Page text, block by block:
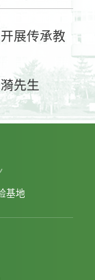
展传承教
先生
基地